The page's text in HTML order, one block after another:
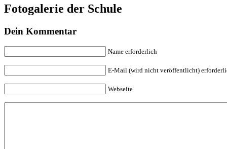
Fotogalerie der Schule
Dein Kommentar
Name erforderlich
E-Mail (wird nicht veröffentlicht)
Webseite